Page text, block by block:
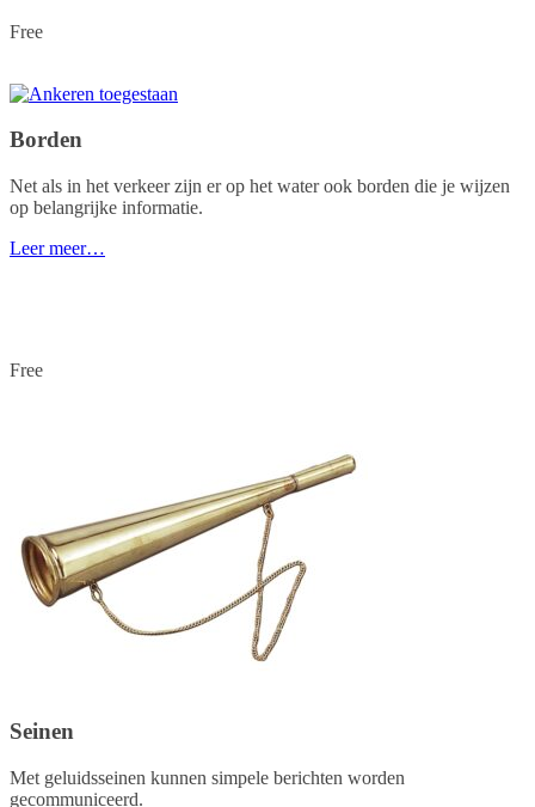
Free
Borden
Net als in het verkeer zijn er op het water ook borden die je wijzen
op belangrijke informatie.
Leer meer…
Free
Seinen
Met geluidsseinen kunnen simpele berichten worden
gecommuniceerd.